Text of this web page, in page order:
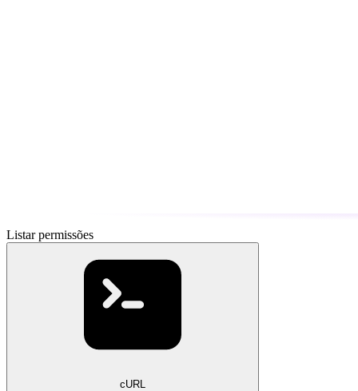
Listar permissões
cURL